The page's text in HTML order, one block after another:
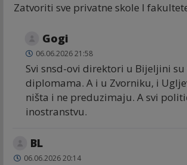
Zatvoriti sve privatne skole I
Gogi
06.06.2026 21:58
Svi snsd-ovi direktori u Bijeljini su
diplomama. A i u Zvorniku, i
ništa i ne preduzimaju. A svi
inostranstvu.
BL
06.06.2026 20:14